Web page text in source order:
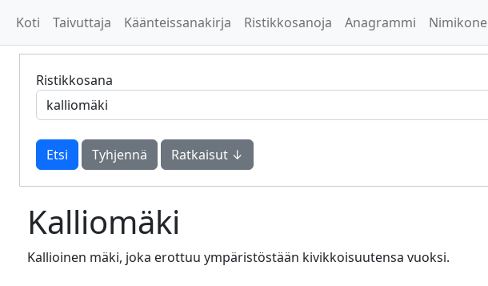
Koti Taivuttaja Käänteissanakirja Ristikkosanoja Anagrammi Nimikone
Ristikkosana
Tyhjennä Ratkaisut ↓
Kalliomäki
Kallioinen mäki, joka erottuu ympäristöstään kivikkoisuutensa vuoksi.